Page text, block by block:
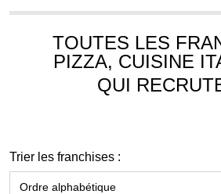
TOUTES LES
PIZZA, CUISINE
QUI
Trier les franchises :